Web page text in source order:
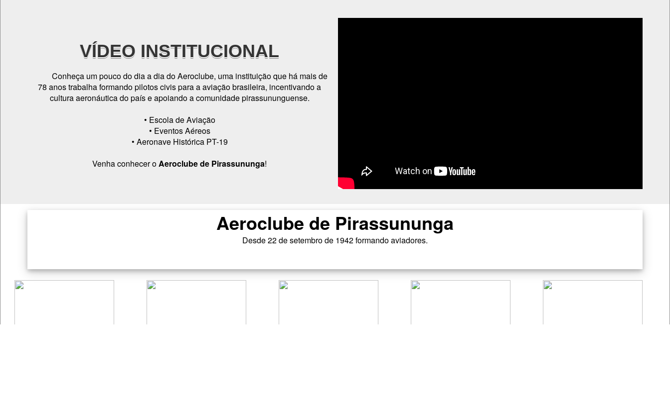
VÍDEO INSTITUCIONAL
Conheça um pouco do dia a dia do Aeroclube, uma instituição que há mais de
78 anos trabalha formando pilotos civis para a aviação brasileira, incentivando a
cultura aeronáutica do país e apoiando a comunidade pirassununguense.
• Escola de Aviação
• Eventos Aéreos
• Aeronave Histórica PT-19
Venha conhecer oAeroclube de Pirassununga!
Aeroclube de Pirassununga
Desde 22 de setembro de 1942 formando aviadores.